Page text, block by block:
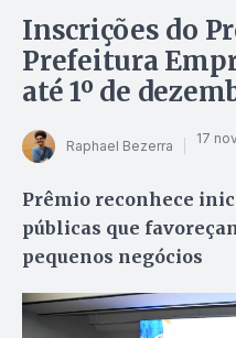
Inscrições do
Prefeitura
até 1º de
Raphael Bezerra 17
Prêmio reconhece
públicas que
pequenos negócios